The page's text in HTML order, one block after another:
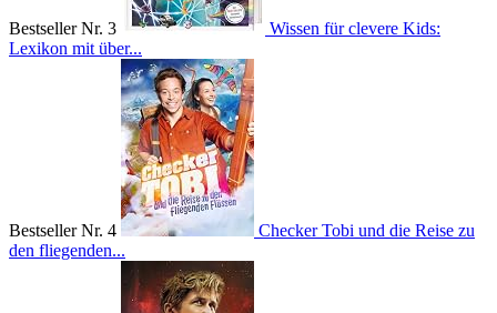
Bestseller Nr. 3
Wissen für clevere Kids:
Lexikon mit über...
Bestseller Nr. 4
Checker Tobi und die Reise zu
den fliegenden...